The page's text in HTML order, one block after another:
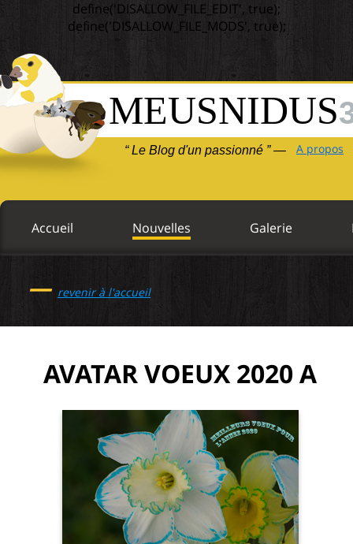
define('DISALLOW_FILE_EDIT', true);
define('DISALLOW_FILE_MODS', true);
MEUSNIDUS
“ Le Blog d'un passionné ” — A propos
Accueil Nouvelles Galerie
— revenir à l'accueil
AVATAR VOEUX 2020 A